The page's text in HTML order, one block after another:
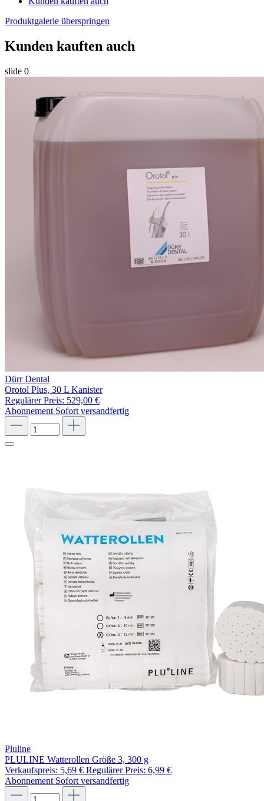
Produktgalerie überspringen
Kunden kauften auch
slide 0
Dürr Dental
Orotol Plus, 30 L Kanister
Regulärer Preis: 529,00 €
Abonnement Sofort versandfertig
Pluline
PLULINE Watterollen Größe 3, 300 g
Verkaufspreis: 5,69 € Regulärer Preis: 6,99 €
Abonnement Sofort versandfertig